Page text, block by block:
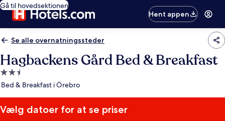
Gå til hovedsektionen
Hent appen
Se alle overnatningssteder
Hagbackens Gård Bed & Breakfast
2.5-
stjernet
Bed & Breakfast i Örebro
Vælg datoer for at se priser